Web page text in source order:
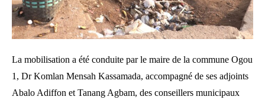
La mobilisation a été conduite par le maire de la commune Ogou
1, Dr Komlan Mensah Kassamada, accompagné de ses adjoints
Abalo Adiffon et Tanang Agbam, des conseillers municipaux